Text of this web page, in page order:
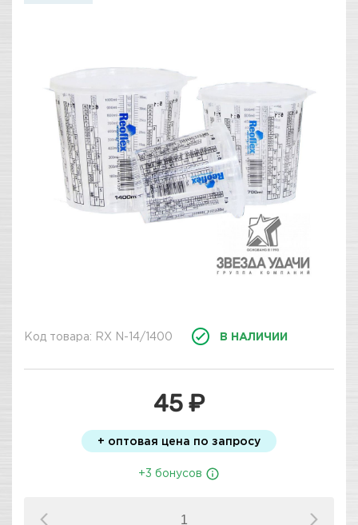
Код товара: RX N-14/1400 В НАЛИЧИИ
45 ₽
+ оптовая цена по запросу
+3 бонусов